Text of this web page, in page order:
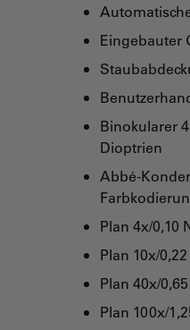
Eingebauter
Binokularer
Dioptrien
Abbé-
Plan 4x/0,10
Plan 10x/
Plan 40x/
Plan 100x/